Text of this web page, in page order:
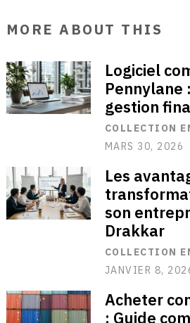
MORE ABOUT THIS
Logiciel
Pennylane
gestion
COLLECTION
MARS 30, 2026
Les
son
Drakkar
COLLECTION
JANVIER 8,
Acheter
: Guide